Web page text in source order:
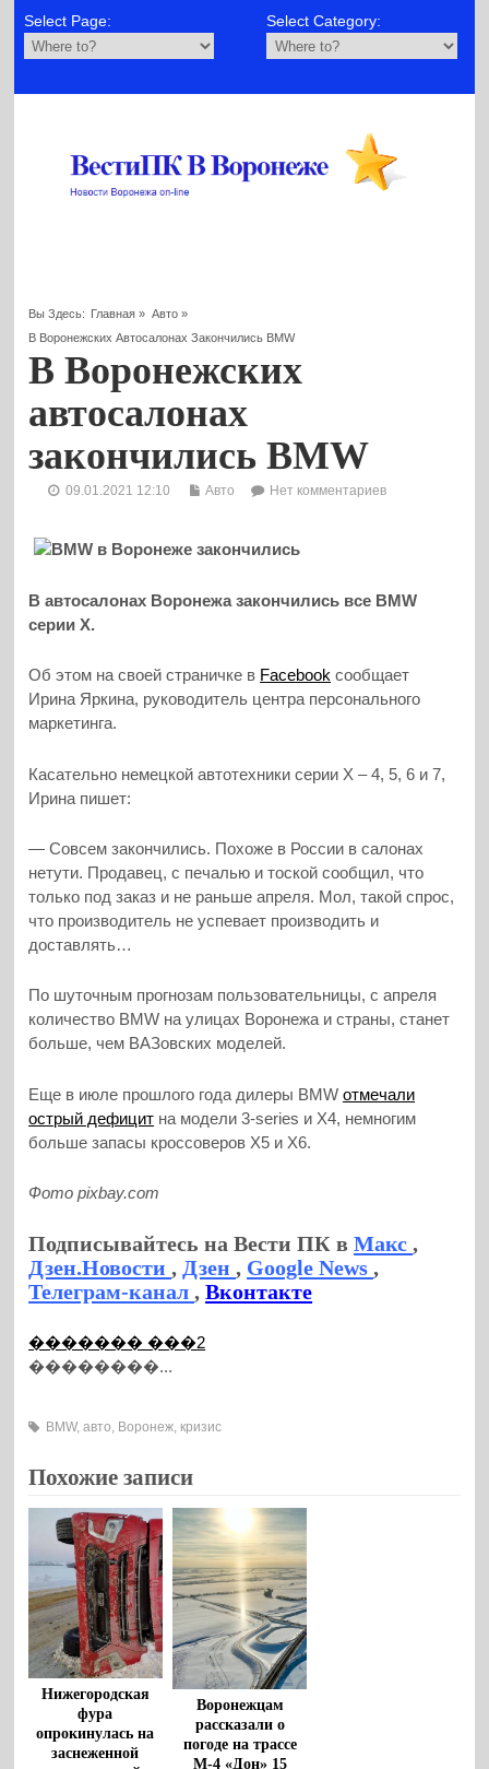
Select Page: Select Category:
Вы Здесь: Главная » Авто»
В Воронежских Автосалонах Закончились BMW
В Воронежских
автосалонах
закончились BMW
09.01.2021 12:10 Авто Нет комментариев
В автосалонах Воронежа закончились все BMW
серии Х.
Об этом на своей страничке в Facebook сообщает
Ирина Яркина, руководитель центра персонального
маркетинга.
Касательно немецкой автотехники серии Х – 4, 5, 6 и 7,
Ирина пишет:
— Совсем закончились. Похоже в России в салонах
нетути. Продавец, с печалью и тоской сообщил, что
только под заказ и не раньше апреля. Мол, такой спрос,
что производитель не успевает производить и
доставлять…
По шуточным прогнозам пользовательницы, с апреля
количество ВMW на улицах Воронежа и страны, станет
больше, чем ВАЗовских моделей.
Еще в июле прошлого года дилеры BMWотмечали
острый дефицит на модели 3-series и X4, немногим
больше запасы кроссоверов X5 и X6.
Фото pixbay.com
Подписывайтесь на Вести ПК вМакс,
Дзен.Новости,Дзен, Google News,
Телеграм-канал,Вконтакте
������� ���2
��������...
BMW,авто Воронеж кризис
Похожие записи
Нижегородская
фура
опрокинулась на
заснеженной
Воронежцам
рассказали о
погоде на трассе
М-4 «Дон» 15